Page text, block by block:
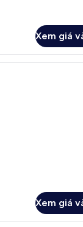
Xem giá
Bộ đồ
Xem giá